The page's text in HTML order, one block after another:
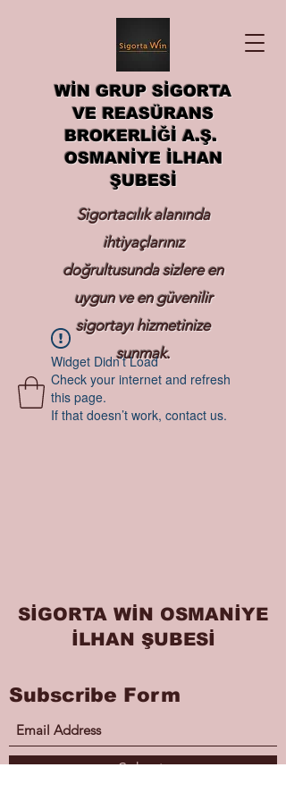
WİN GRUP SİGORTA
VE REASÜRANS
BROKERLİĞİ A.Ş.
OSMANİYE İLHAN
ŞUBESİ
Sigortacılık alanında
ihtiyaçlarınız
doğrultusunda sizlere en
uygun ve en güvenilir
sigortayı hizmetinize
sunmak.
Widget Didn’t Load
Check your internet and refresh
this page.
If that doesn’t work, contact us.
SİGORTA WİN OSMANİYE
İLHAN ŞUBESİ
Subscribe Form
Submit